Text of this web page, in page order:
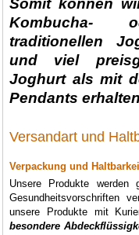
Kombucha-
traditionellen
und viel
Joghurt als mit
Pendants
Versandart und
Verpackung und
Unsere Produkte werden
Gesundheitsvorschriften
unsere Produkte mit
besondere